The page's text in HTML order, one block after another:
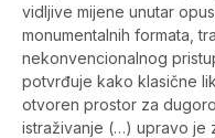
vidljive mijene unutar
monumentalnih formata,
nekonvencionalnog
potvrđuje kako klasične
otvoren prostor za
istraživanje (…) upravo je